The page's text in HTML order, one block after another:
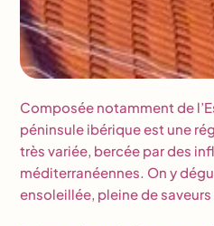
Composée notamment de
péninsule ibérique est une
très variée, bercée par des
méditerranéennes. On y
ensoleillée, pleine de